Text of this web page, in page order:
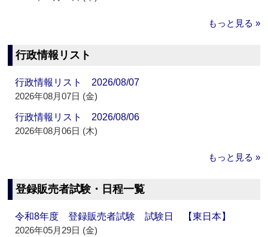
もっと見る »
行政情報リスト
行政情報リスト 2026/08/07
2026年08月07日 (金)
行政情報リスト 2026/08/06
2026年08月06日 (木)
もっと見る »
登録販売者試験・日程一覧
令和8年度 登録販売者試験 試験日 【東日本】
2026年05月29日 (金)